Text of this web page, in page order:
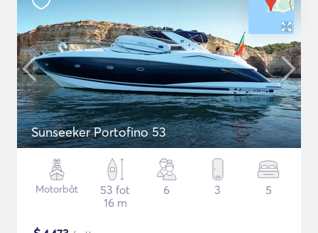
Sunseeker Portofino 53
Motorbåt
53 fot
16 m
6 3 5